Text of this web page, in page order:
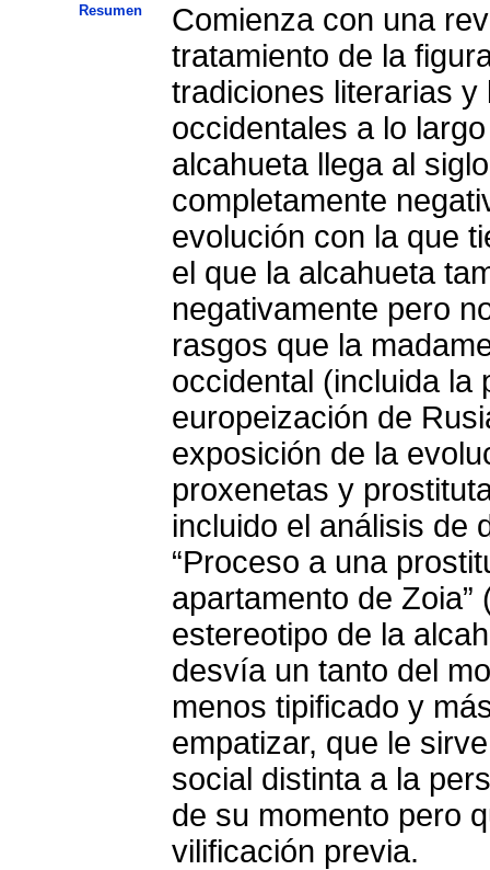
Resumen
Comienza con una
tratamiento de la
tradiciones literarias
occidentales a lo
alcahueta llega al
completamente
evolución con la que
el que la alcahueta
negativamente pero
rasgos que la
occidental (incluida la
europeización de
exposición de la
proxenetas y
incluido el análisis de
“Proceso a una
apartamento de
estereotipo de la
desvía un tanto del
menos tipificado y
empatizar, que le
social distinta a la
de su momento pero
vilificación previa.